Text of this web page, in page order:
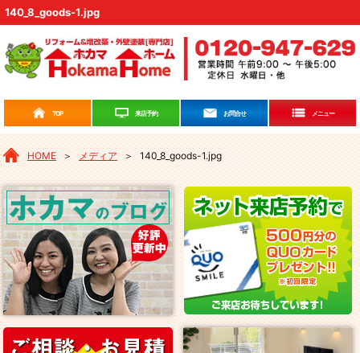
140_8_goods-1.jpg
TOP 来店予約 お問合せ メニュー
HOME ＞ メディア ＞ 140_8_goods-1.jpg